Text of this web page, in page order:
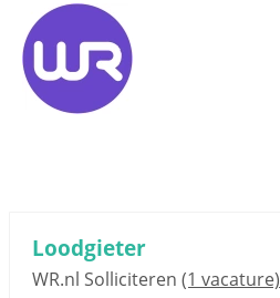
Loodgieter
WR.nl Solliciteren (1 vacature)